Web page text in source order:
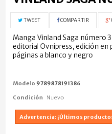
TWEET COMPARTIR
Manga Vinland Saga número
editorial Ovnipress, edición en
páginas a blanco y negro
Modelo 9789878191386
Condición Nuevo
Advertencia: ¡Últimos